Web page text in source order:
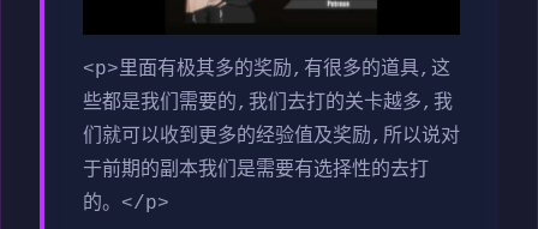
<p>里面有极其多的奖励,有很多的道具,这
些都是我们需要的,我们去打的关卡越多,我
们就可以收到更多的经验值及奖励,所以说对
于前期的副本我们是需要有选择性的去打
的。</p>